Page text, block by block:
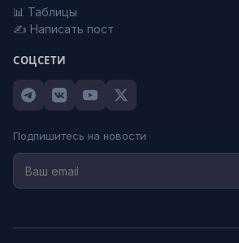
📊 Таблицы
✍️ Написать пост
СОЦСЕТИ
Подпишитесь на новости